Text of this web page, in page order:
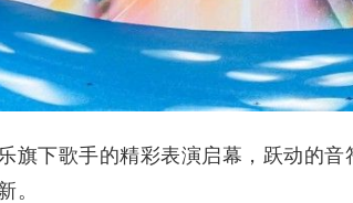
下歌手的精彩表演启幕，跃动的音
。